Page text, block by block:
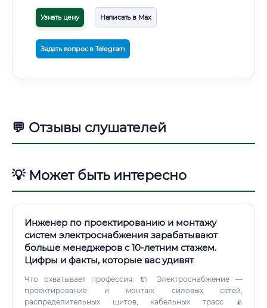
Узнать цену Написать в Max
Задать вопрос в Telegram
💬 Отзывы слушателей
💡 Может быть интересно
Инженер по проектированию и монтажу
систем электроснабжения зарабатывают
больше менеджеров с 10-летним стажем.
Цифры и факты, которые вас удивят
Что охватывает профессия: 🔌 Электроснабжение —
проектирование и монтаж силовых сетей,
распределительных щитов, кабельных трасс 📡